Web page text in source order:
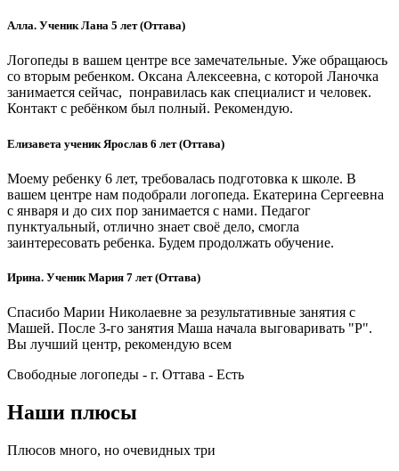
Алла. Ученик Лана 5 лет (Оттава)
Логопеды в вашем центре все замечательные. Уже обращаюсь
со вторым ребенком. Оксана Алексеевна, с которой Ланочка
занимается сейчас, понравилась как специалист и человек.
Контакт с ребёнком был полный. Рекомендую.
Елизавета ученик Ярослав 6 лет (Оттава)
Моему ребенку 6 лет, требовалась подготовка к школе. В
вашем центре нам подобрали логопеда. Екатерина Сергеевна
с января и до сих пор занимается с нами. Педагог
пунктуальный, отлично знает своё дело, смогла
заинтересовать ребенка. Будем продолжать обучение.
Ирина. Ученик Мария 7 лет (Оттава)
Спасибо Марии Николаевне за результативные занятия с
Машей. После 3-го занятия Маша начала выговаривать "Р".
Вы лучший центр, рекомендую всем
Свободные логопеды - г. Оттава - Есть
Наши плюсы
Плюсов много, но очевидных три